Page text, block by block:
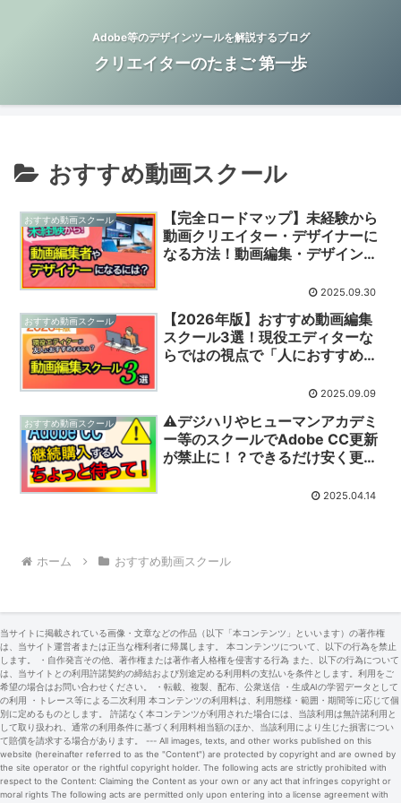
Adobe等のデザインツールを解説するブログ
クリエイターのたまご 第一歩
おすすめ動画スクール
おすすめ動画スクール
【完全ロードマップ】未経験から
動画クリエイター・デザイナーに
なる方法！動画編集・デザインの
2025.09.30
おすすめ動画スクール
【2026年版】おすすめ動画編集
スクール3選！現役エディターな
らではの視点で「人におすすめす
2025.09.09
おすすめ動画スクール
⚠デジハリやヒューマンアカデミ
ー等のスクールでAdobe CC更新
が禁止に！？できるだけ安く更新
2025.04.14
ホーム おすすめ動画スクール
当サイトに掲載されている画像・文章などの作品（以下「本コンテンツ」といいます）の著作権
は、当サイト運営者または正当な権利者に帰属します。 本コンテンツについて、以下の行為を禁止
します。 ・自作発言その他、著作権または著作者人格権を侵害する行為 また、以下の行為について
は、当サイトとの利用許諾契約の締結および別途定める利用料の支払いを条件とします。利用をご
希望の場合はお問い合わせください。 ・転載、複製、配布、公衆送信 ・生成AIの学習データとして
の利用 ・トレース等による二次利用 本コンテンツの利用料は、利用態様・範囲・期間等に応じて個
別に定めるものとします。 許諾なく本コンテンツが利用された場合には、当該利用は無許諾利用と
して取り扱われ、通常の利用条件に基づく利用料相当額のほか、当該利用により生じた損害につい
て賠償を請求する場合があります。 --- All images, texts, and other works published on this
website (hereinafter referred to as the "Content") are protected by copyright and are owned by
the site operator or the rightful copyright holder. The following acts are strictly prohibited with
respect to the Content: Claiming the Content as your own or any act that infringes copyright or
moral rights The following acts are permitted only upon entering into a license agreement with